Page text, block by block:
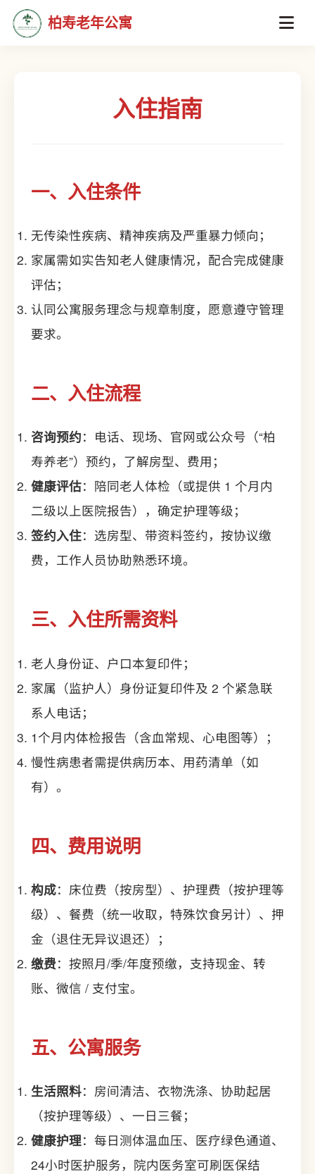
柏寿老年公寓
入住指南
一、入住条件
无传染性疾病、精神疾病及严重暴力倾向；
家属需如实告知老人健康情况，配合完成健康
评估；
认同公寓服务理念与规章制度，愿意遵守管理
要求。
二、入住流程
咨询预约：电话、现场、官网或公众号（“柏
寿养老”）预约，了解房型、费用；
健康评估：陪同老人体检（或提供 1 个月内
二级以上医院报告），确定护理等级；
签约入住：选房型、带资料签约，按协议缴
费，工作人员协助熟悉环境。
三、入住所需资料
老人身份证、户口本复印件；
家属（监护人）身份证复印件及 2 个紧急联
系人电话；
1个月内体检报告（含血常规、心电图等）；
慢性病患者需提供病历本、用药清单（如
有）。
四、费用说明
构成：床位费（按房型）、护理费（按护理等
级）、餐费（统一收取，特殊饮食另计）、押
金（退住无异议退还）；
缴费：按照月/季/年度预缴，支持现金、转
账、微信 / 支付宝。
五、公寓服务
生活照料：房间清洁、衣物洗涤、协助起居
（按护理等级）、一日三餐；
健康护理：每日测体温血压、医疗绿色通道、
24小时医护服务，院内医务室可刷医保结